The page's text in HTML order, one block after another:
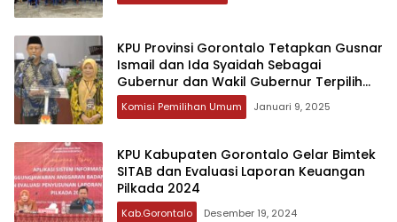
KPU Provinsi Gorontalo Tetapkan Gusnar
Ismail dan Ida Syaidah Sebagai
Gubernur dan Wakil Gubernur Terpilih
Pilkada 2024
Komisi Pemilihan Umum Januari 9, 2025
KPU Kabupaten Gorontalo Gelar Bimtek
SITAB dan Evaluasi Laporan Keuangan
Pilkada 2024
Kab.Gorontalo Desember 19, 2024